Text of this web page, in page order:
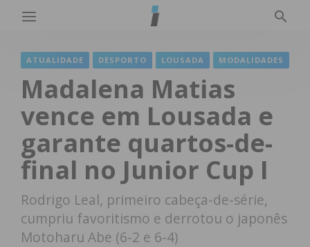
ATUALIDADE DESPORTO LOUSADA MODALIDADES
Madalena Matias
vence em Lousada e
garante quartos-de-
final no Junior Cup I
Rodrigo Leal, primeiro cabeça-de-série,
cumpriu favoritismo e derrotou o japonês
Motoharu Abe (6-2 e 6-4)